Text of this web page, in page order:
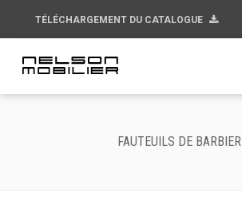
TÉLÉCHARGEMENT DU CATALOGUE
FAUTEUILS DE BARBIER